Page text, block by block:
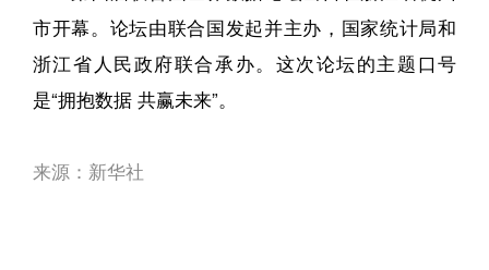
市开幕。论坛由联合国发起并主办，国家统计局和
浙江省人民政府联合承办。这次论坛的主题口号
是“拥抱数据 共赢未来”。
来源：新华社